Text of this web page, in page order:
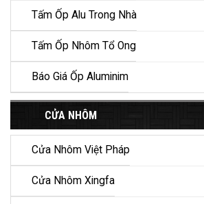
Tấm Ốp Alu Trong Nhà
Tấm Ốp Nhôm Tổ Ong
Báo Giá Ốp Aluminim
CỬA NHÔM
Cửa Nhôm Việt Pháp
Cửa Nhôm Xingfa